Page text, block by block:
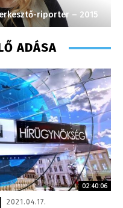
riporter – 2015
ADÁSA
02:40:06
2021.04.17.